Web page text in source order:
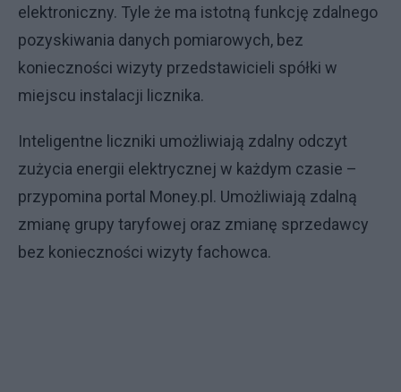
elektroniczny. Tyle że ma istotną funkcję zdalnego
pozyskiwania danych pomiarowych, bez
konieczności wizyty przedstawicieli spółki w
miejscu instalacji licznika.
Inteligentne liczniki umożliwiają zdalny odczyt
zużycia energii elektrycznej w każdym czasie –
przypomina portal Money.pl. Umożliwiają zdalną
zmianę grupy taryfowej oraz zmianę sprzedawcy
bez konieczności wizyty fachowca.